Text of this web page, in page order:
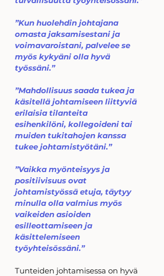
”Kun huolehdin johtajana
omasta jaksamisestani ja
voimavaroistani, palvelee se
myös kykyäni olla hyvä
työssäni.”
”Mahdollisuus saada tukea ja
käsitellä johtamiseen liittyviä
erilaisia tilanteita
esihenkilöni, kollegoideni tai
muiden tukitahojen kanssa
tukee johtamistyötäni.”
”Vaikka myönteisyys ja
positiivisuus ovat
johtamistyössä etuja, täytyy
minulla olla valmius myös
vaikeiden asioiden
esilleottamiseen ja
käsittelemiseen
työyhteisössäni.”
Tunteiden johtamisessa on hyvä